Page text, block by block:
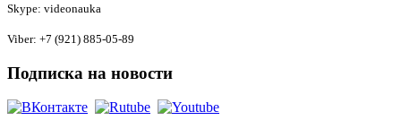
Skype: videonauka
Viber: +7 (921) 885-05-89
Подписка на новости